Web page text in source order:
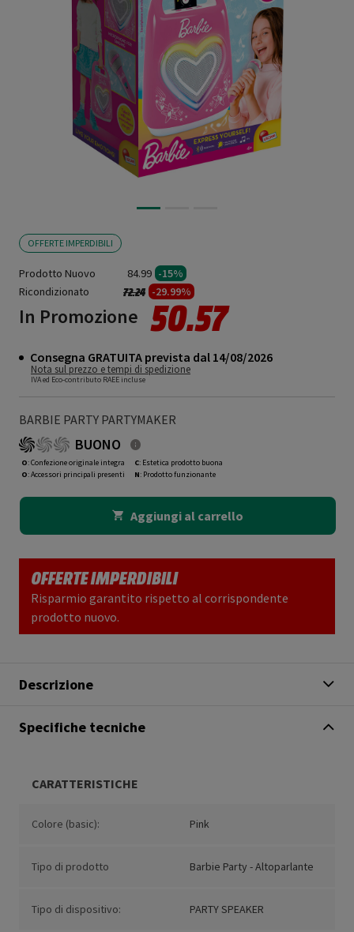
OFFERTE IMPERDIBILI
Prodotto Nuovo 84.99 -15%
Ricondizionato
Prezzo ridotto da
72.24a -29.99%
In Promozione 50.57
Consegna GRATUITA prevista dal 14/08/2026
Nota sul prezzo e tempi di spedizione
IVA ed Eco-contributo RAEE incluse
BARBIE PARTY PARTYMAKER
BUONO
O: Confezione originale integra
O: Accessori principali presenti
C: Estetica prodotto buona
N: Prodotto funzionante
Aggiungi al carrello
OFFERTE IMPERDIBILI
Risparmio garantito rispetto al corrispondente
prodotto nuovo.
Descrizione
Specifiche tecniche
CARATTERISTICHE
Colore (basic): Pink
Tipo di prodotto Barbie Party - Altoparlante
Tipo di dispositivo: PARTY SPEAKER